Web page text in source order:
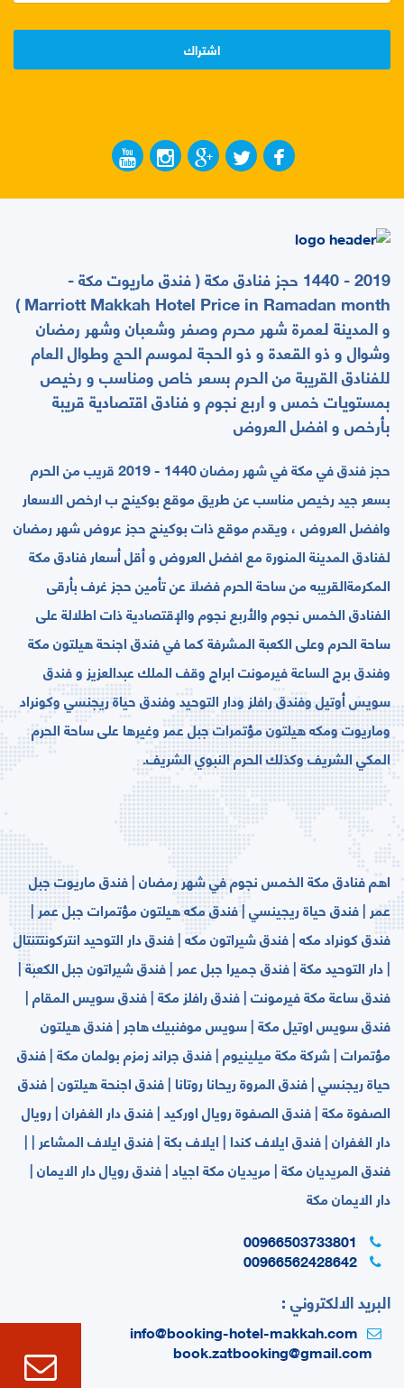
2019 - 1440 حجز فنادق مكة ( فندق ماريوت مكة -
Marriott Makkah Hotel Price in Ramadan month )
و المدينة لعمرة شهر محرم وصفر وشعبان وشهر رمضان
وشوال و ذو القعدة و ذو الحجة لموسم الحج وطوال العام
للفنادق القريبة من الحرم بسعر خاص ومناسب و رخيص
بمستويات خمس و اربع نجوم و فنادق اقتصادية قريبة
بأرخص و افضل العروض
حجز فندق في مكة في شهر رمضان 1440 - 2019 قريب من الحرم
بسعر جيد رخيص مناسب عن طريق موقع بوكينج ب ارخص الاسعار
وافضل العروض ، ويقدم ﻣﻮﻗﻊ ﺫﺍﺕ ﺑﻮﻛﻴﻨﺞ حجز عروض شهر رمضان
لفنادق المدينة المنورة مع اﻓﻀﻞ العروض ﻭ ﺃﻗﻞ ﺃﺳﻌﺎﺭ ﻓﻨﺎﺩﻕ ﻣﻜﺔ
ﺍﻟﻤﻜﺮﻣﺔالقريبه من ساحة الحرم ﻓﻀﻼ‌َ ﻋﻦ ﺗﺄﻣﻴﻦ ﺣﺠﺰ ﻏﺮﻑ ﺑﺄﺭﻗﻰ
الفنادق اﻟﺨﻤﺲ ﻧﺠﻮﻡ ﻭﺍﻷ‌ﺭﺑﻊ ﻧﺠﻮﻡ ﻭﺍﻹ‌ﻗﺘﺼﺎﺩﻳﺔ ﺫﺍﺕ ﺍﻃﻼ‌ﻟﺔ على
ساحة الحرم وﻋﻠﻰ ﺍﻟﻜﻌﺒﺔ ﺍﻟﻤﺸﺮﻓﺔ كما في فندق اجنحة هيلتون مكة
وفندق برج الساعة فيرمونت ابراج وقف الملك عبدالعزيز و فندق
سويس أوتيل وفندق رافلز ودار التوحيد وفندق حياة ريجنسي وكونراد
وماريوت ومكه هيلتون مؤتمرات جبل عمر وغيرها على ﺳﺎﺣﺔ ﺍﻟﺤﺮﻡ
ﺍﻟﻤﻜﻲ ﺍﻟﺸﺮﻳﻒ ﻭﻛﺬﻟﻚ ﺍﻟﺤﺮﻡ ﺍﻟﻨﺒﻮﻱ ﺍﻟﺸﺮﻳﻒ.
اهم فنادق مكة الخمس نجوم في شهر رمضان | فندق ماريوت جبل
عمر | فندق حياة ريجينسي | فندق مكه هيلتون مؤتمرات جبل عمر |
فندق كونراد مكه | فندق شيراتون مكه | فندق دار التوحيد انتركونتتنتال
| دار التوحيد مكة | فندق جميرا جبل عمر | فندق شيراتون جبل الكعبة |
فندق ساعة مكة فيرمونت | فندق رافلز مكة | فندق سويس المقام |
فندق سويس اوتيل مكة | سويس موفنبيك هاجر | فندق هيلتون
مؤتمرات | شركة مكة ميلينيوم | فندق جراند زمزم بولمان مكة | فندق
حياة ريجنسي | فندق المروة ريحانا روتانا | فندق اجنحة هيلتون | فندق
الصفوة مكة | فندق الصفوة رويال اوركيد | فندق دار الغفران | رويال
دار الغفران | فندق ايلاف كندا | ايلاف بكة | فندق ايلاف المشاعر | |
فندق المريديان مكة | مريديان مكة اجياد | فندق رويال دار الايمان |
دار الايمان مكة
البريد الالكتروني :
info@booking-hotel-makkah.com
book.zatbooking@gmail.com